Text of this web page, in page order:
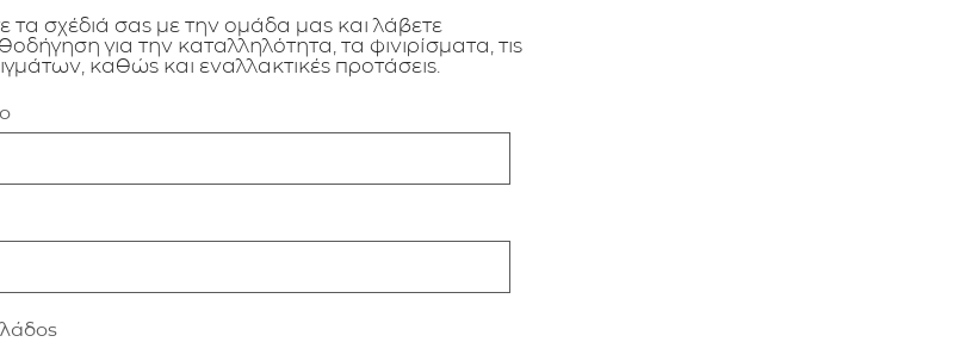
τα σχέδιά σας με την ομάδα μας και λάβετε
για την καταλληλότητα, τα φινιρίσματα, τις
καθώς και εναλλακτικές προτάσεις.